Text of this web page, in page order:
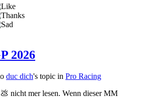
2026
duc dich's topic in Pro Racing
nicht mer lesen. Wenn dieser MM